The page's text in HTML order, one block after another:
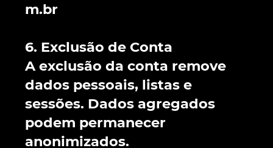
m.br
6. Exclusão de Conta
A exclusão da conta remove
dados pessoais, listas e
sessões. Dados agregados
podem permanecer
anonimizados.